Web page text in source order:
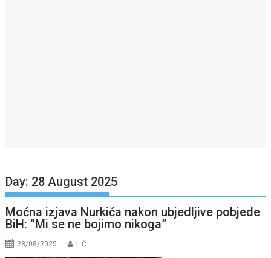
Day: 28 August 2025
Moćna izjava Nurkića nakon ubjedljive pobjede
BiH: “Mi se ne bojimo nikoga”
28/08/2025 I. Ć.